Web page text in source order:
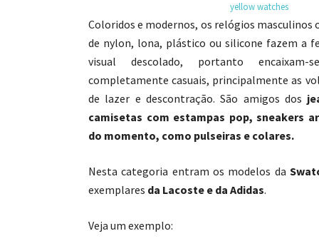
yellow watches
Coloridos e modernos, os relógios masculinos
de nylon, lona, plástico ou silicone fazem a
visual descolado, portanto encaixam-
completamente casuais, principalmente as
de lazer e descontração. São amigos dos
camisetas com estampas pop, sneakers
do momento, como pulseiras e colares.
Nesta categoria entram os modelos da
exemplares da Lacoste e da Adidas.
Veja um exemplo: